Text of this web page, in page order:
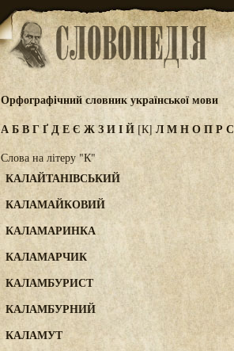
Орфографічний словник української мови
АБВГҐДЕЄ ЖЗИІЙ [К] ЛМНОПРС
Слова на літеру "К"
КАЛАЙТАНІВСЬКИЙ
КАЛАМАЙКОВИЙ
КАЛАМАРИНКА
КАЛАМАРЧИК
КАЛАМБУРИСТ
КАЛАМБУРНИЙ
КАЛАМУТ